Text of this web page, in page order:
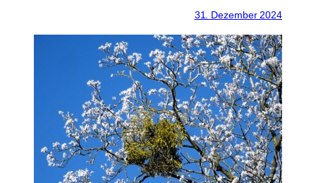
31. Dezember 2024